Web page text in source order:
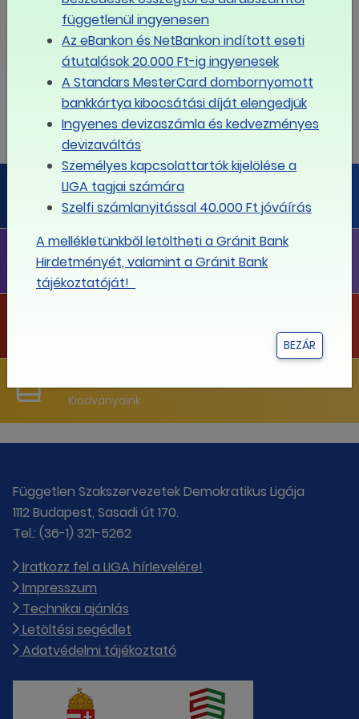
18 19 20
25 26 27 28 29
1 2 3 4 5
LIGA PÉNZÜGYI PORTÁL
Megoldás minden pénzügyi kérdésre
LIGA FLOTTA
Telefonflotta a legkedvezőbb díjakkal!
Kiadványaink
függetlenül ingyenesen
Az eBankon és NetBankon indított eseti
átutalások 20.000 Ft-ig ingyenesek
A Standars MesterCard dombornyomott
bankkártya kibocsátási díját elengedjük
Ingyenes devizaszámla és kedvezményes
devizaváltás
Személyes kapcsolattartók kijelölése a
LIGA tagjai számára
Szelfi számlanyitással 40.000 Ft jóváírás
A mellékletünkből letöltheti a Gránit Bank
Hirdetményét, valamint a Gránit Bank
tájékoztatóját!
BEZÁR
Független Szakszervezetek Demokratikus Ligája
1112 Budapest, Sasadi út 170.
Tel.: (36-1) 321-5262
Iratkozz fel a LIGA hírlevelére!
Impresszum
Technikai ajánlás
Letöltési segédlet
Adatvédelmi tájékoztató